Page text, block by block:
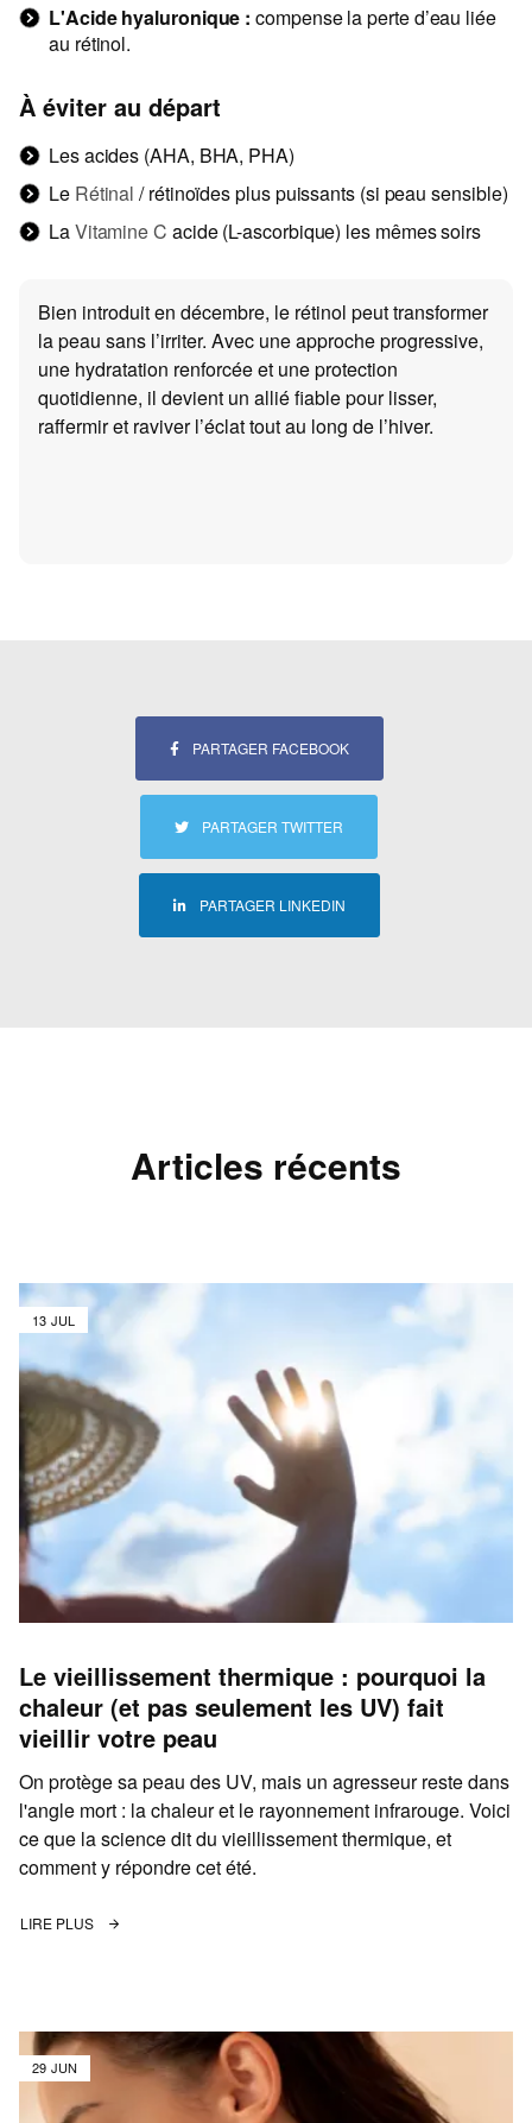
L'Acide hyaluronique : compense la perte d’eau liée
au rétinol.
À éviter au départ
Les acides (AHA, BHA, PHA)
Le Rétinal / rétinoïdes plus puissants (si peau sensible)
LaVitamine C acide (L-ascorbique) les mêmes soirs
Bien introduit en décembre, le rétinol peut transformer
la peau sans l’irriter. Avec une approche progressive,
une hydratation renforcée et une protection
quotidienne, il devient un allié fiable pour lisser,
raffermir et raviver l’éclat tout au long de l’hiver.
PARTAGER FACEBOOK
PARTAGER TWITTER
PARTAGER LINKEDIN
Articles récents
13 JUL
Le vieillissement thermique : pourquoi la
chaleur (et pas seulement les UV) fait
vieillir votre peau
On protège sa peau des UV, mais un agresseur reste dans
l'angle mort : la chaleur et le rayonnement infrarouge. Voici
ce que la science dit du vieillissement thermique, et
comment y répondre cet été.
LIRE PLUS
29 JUN